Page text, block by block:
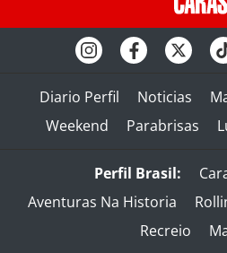
Diario Perfil Noticias
Weekend
Parabrisas
Perfil Brasil:
Aventuras Na Historia
Recreio